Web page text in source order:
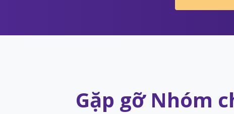
Gặp gỡ Nhóm